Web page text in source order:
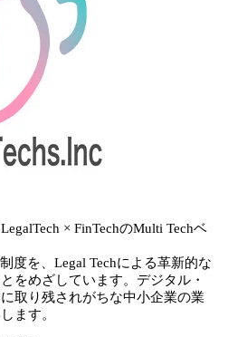
× FinTechのMulti Techベ
度を、Legal Techによる革新的な
をめざしています。デジタル・
取り残されがちな中小企業の業
ます。